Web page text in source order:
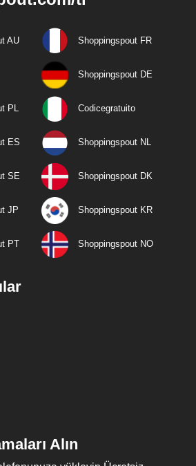
AU Shoppingspout FR
Shoppingspout DE
PL Codicegratuito
ES Shoppingspout NL
SE Shoppingspout DK
JP Shoppingspout KR
PT Shoppingspout NO
Alın